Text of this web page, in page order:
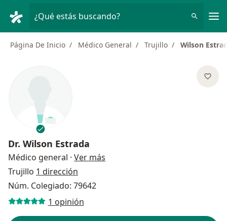
¿Qué estás buscando?
Página De Inicio Médico General Trujillo Wilson
Dr. Wilson Estrada
Médico general · Ver más
Trujillo 1 dirección
Núm. Colegiado: 79642
1 opinión